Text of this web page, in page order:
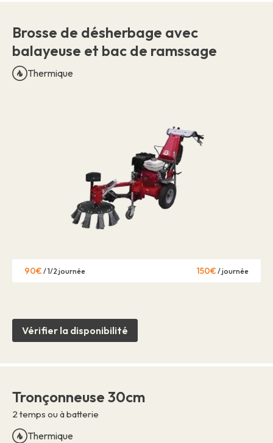
Brosse de désherbage avec
balayeuse et bac de ramssage
Thermique
90€ / 1/2 journée 150€ / journée
Vérifier la disponibilité
Tronçonneuse 30cm
2 temps ou à batterie
Thermique